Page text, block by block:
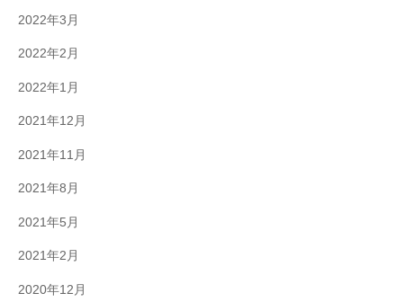
2022年3月
2022年2月
2022年1月
2021年12月
2021年11月
2021年8月
2021年5月
2021年2月
2020年12月